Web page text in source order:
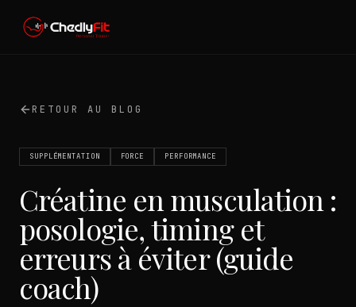
RETOUR AU BLOG
SUPPLÉMENTATION FORCE PERFORMANCE
Créatine en musculation :
posologie, timing et
erreurs à éviter (guide
coach)